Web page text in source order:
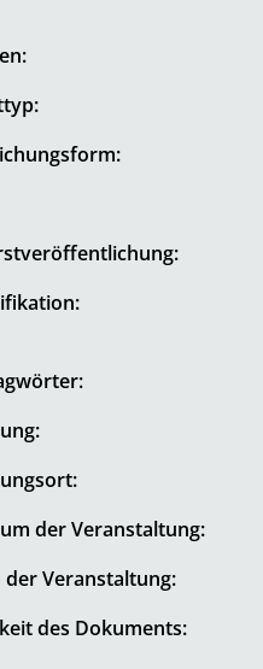
der Veranstaltung:
der Veranstaltung:
des Dokuments: